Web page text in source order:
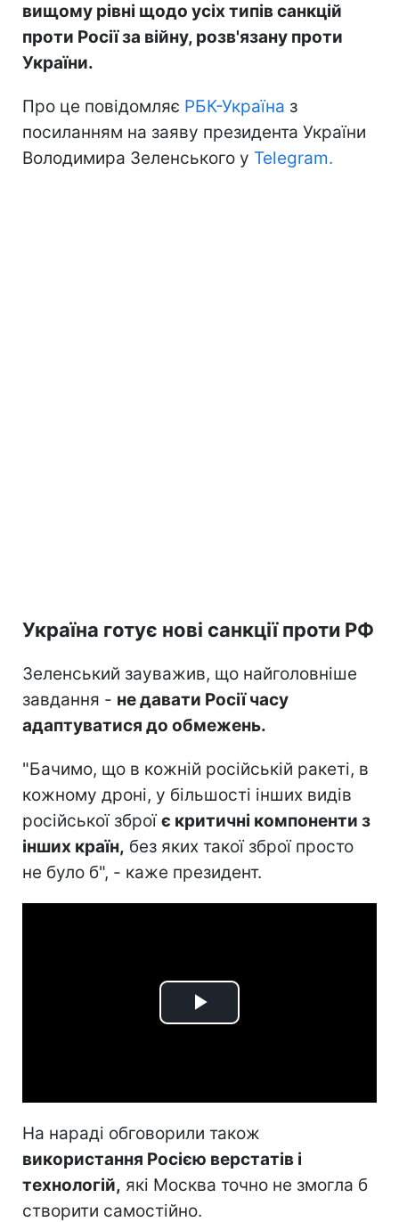
вищому рівні щодо усіх типів санкцій
проти Росії за війну, розв'язану проти
України.
Про це повідомляє РБК-Україна з
посиланням на заяву президента України
Володимира Зеленського у Telegram.
Україна готує нові санкції проти РФ
Зеленський зауважив, що найголовніше
завдання - не давати Росії часу
адаптуватися до обмежень.
"Бачимо, що в кожній російській ракеті, в
кожному дроні, у більшості інших видів
російської зброїє критичні компоненти з
інших країн, без яких такої зброї просто
не було б", - каже президент.
Play
На нараді обговорили також
використання Росією верстатів і
технологій, які Москва точно не змогла б
створити самостійно.